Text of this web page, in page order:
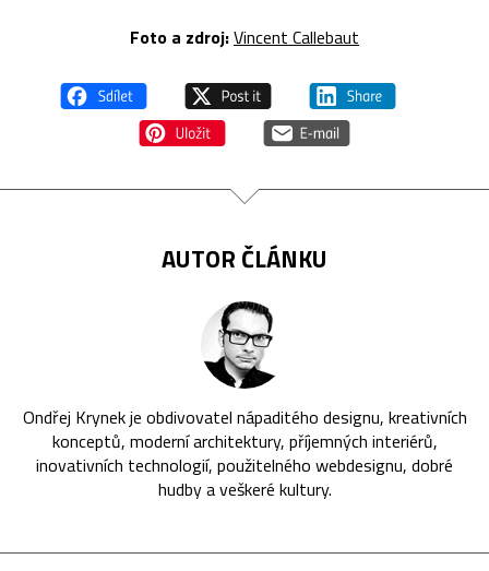
Foto a zdroj:Vincent Callebaut
AUTOR ČLÁNKU
Ondřej Krynek je obdivovatel nápaditého designu, kreativních
konceptů, moderní architektury, příjemných interiérů,
inovativních technologií, použitelného webdesignu, dobré
hudby a veškeré kultury.